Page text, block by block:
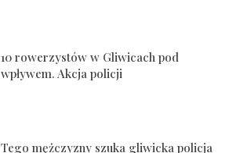
10 rowerzystów w Gliwicach pod
wpływem. Akcja policji
Tego mężczyzny szuka gliwicka policja